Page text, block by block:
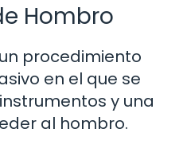
Hombro
procedimiento
en el que se
y una
al hombro.